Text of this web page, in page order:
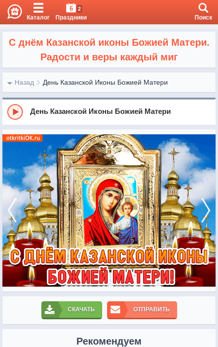
Каталог
6 2
Праздники Поиск
С днём Казанской иконы Божией Матери.
Радости и веры каждый миг
Назад День Казанской Иконы Божией Матери
День Казанской Иконы Божией Матери
СКАЧАТЬ ОТПРАВИТЬ
Рекомендуем